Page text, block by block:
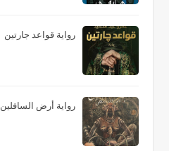
رواية قواعد جارتين
رواية أرض السافلين